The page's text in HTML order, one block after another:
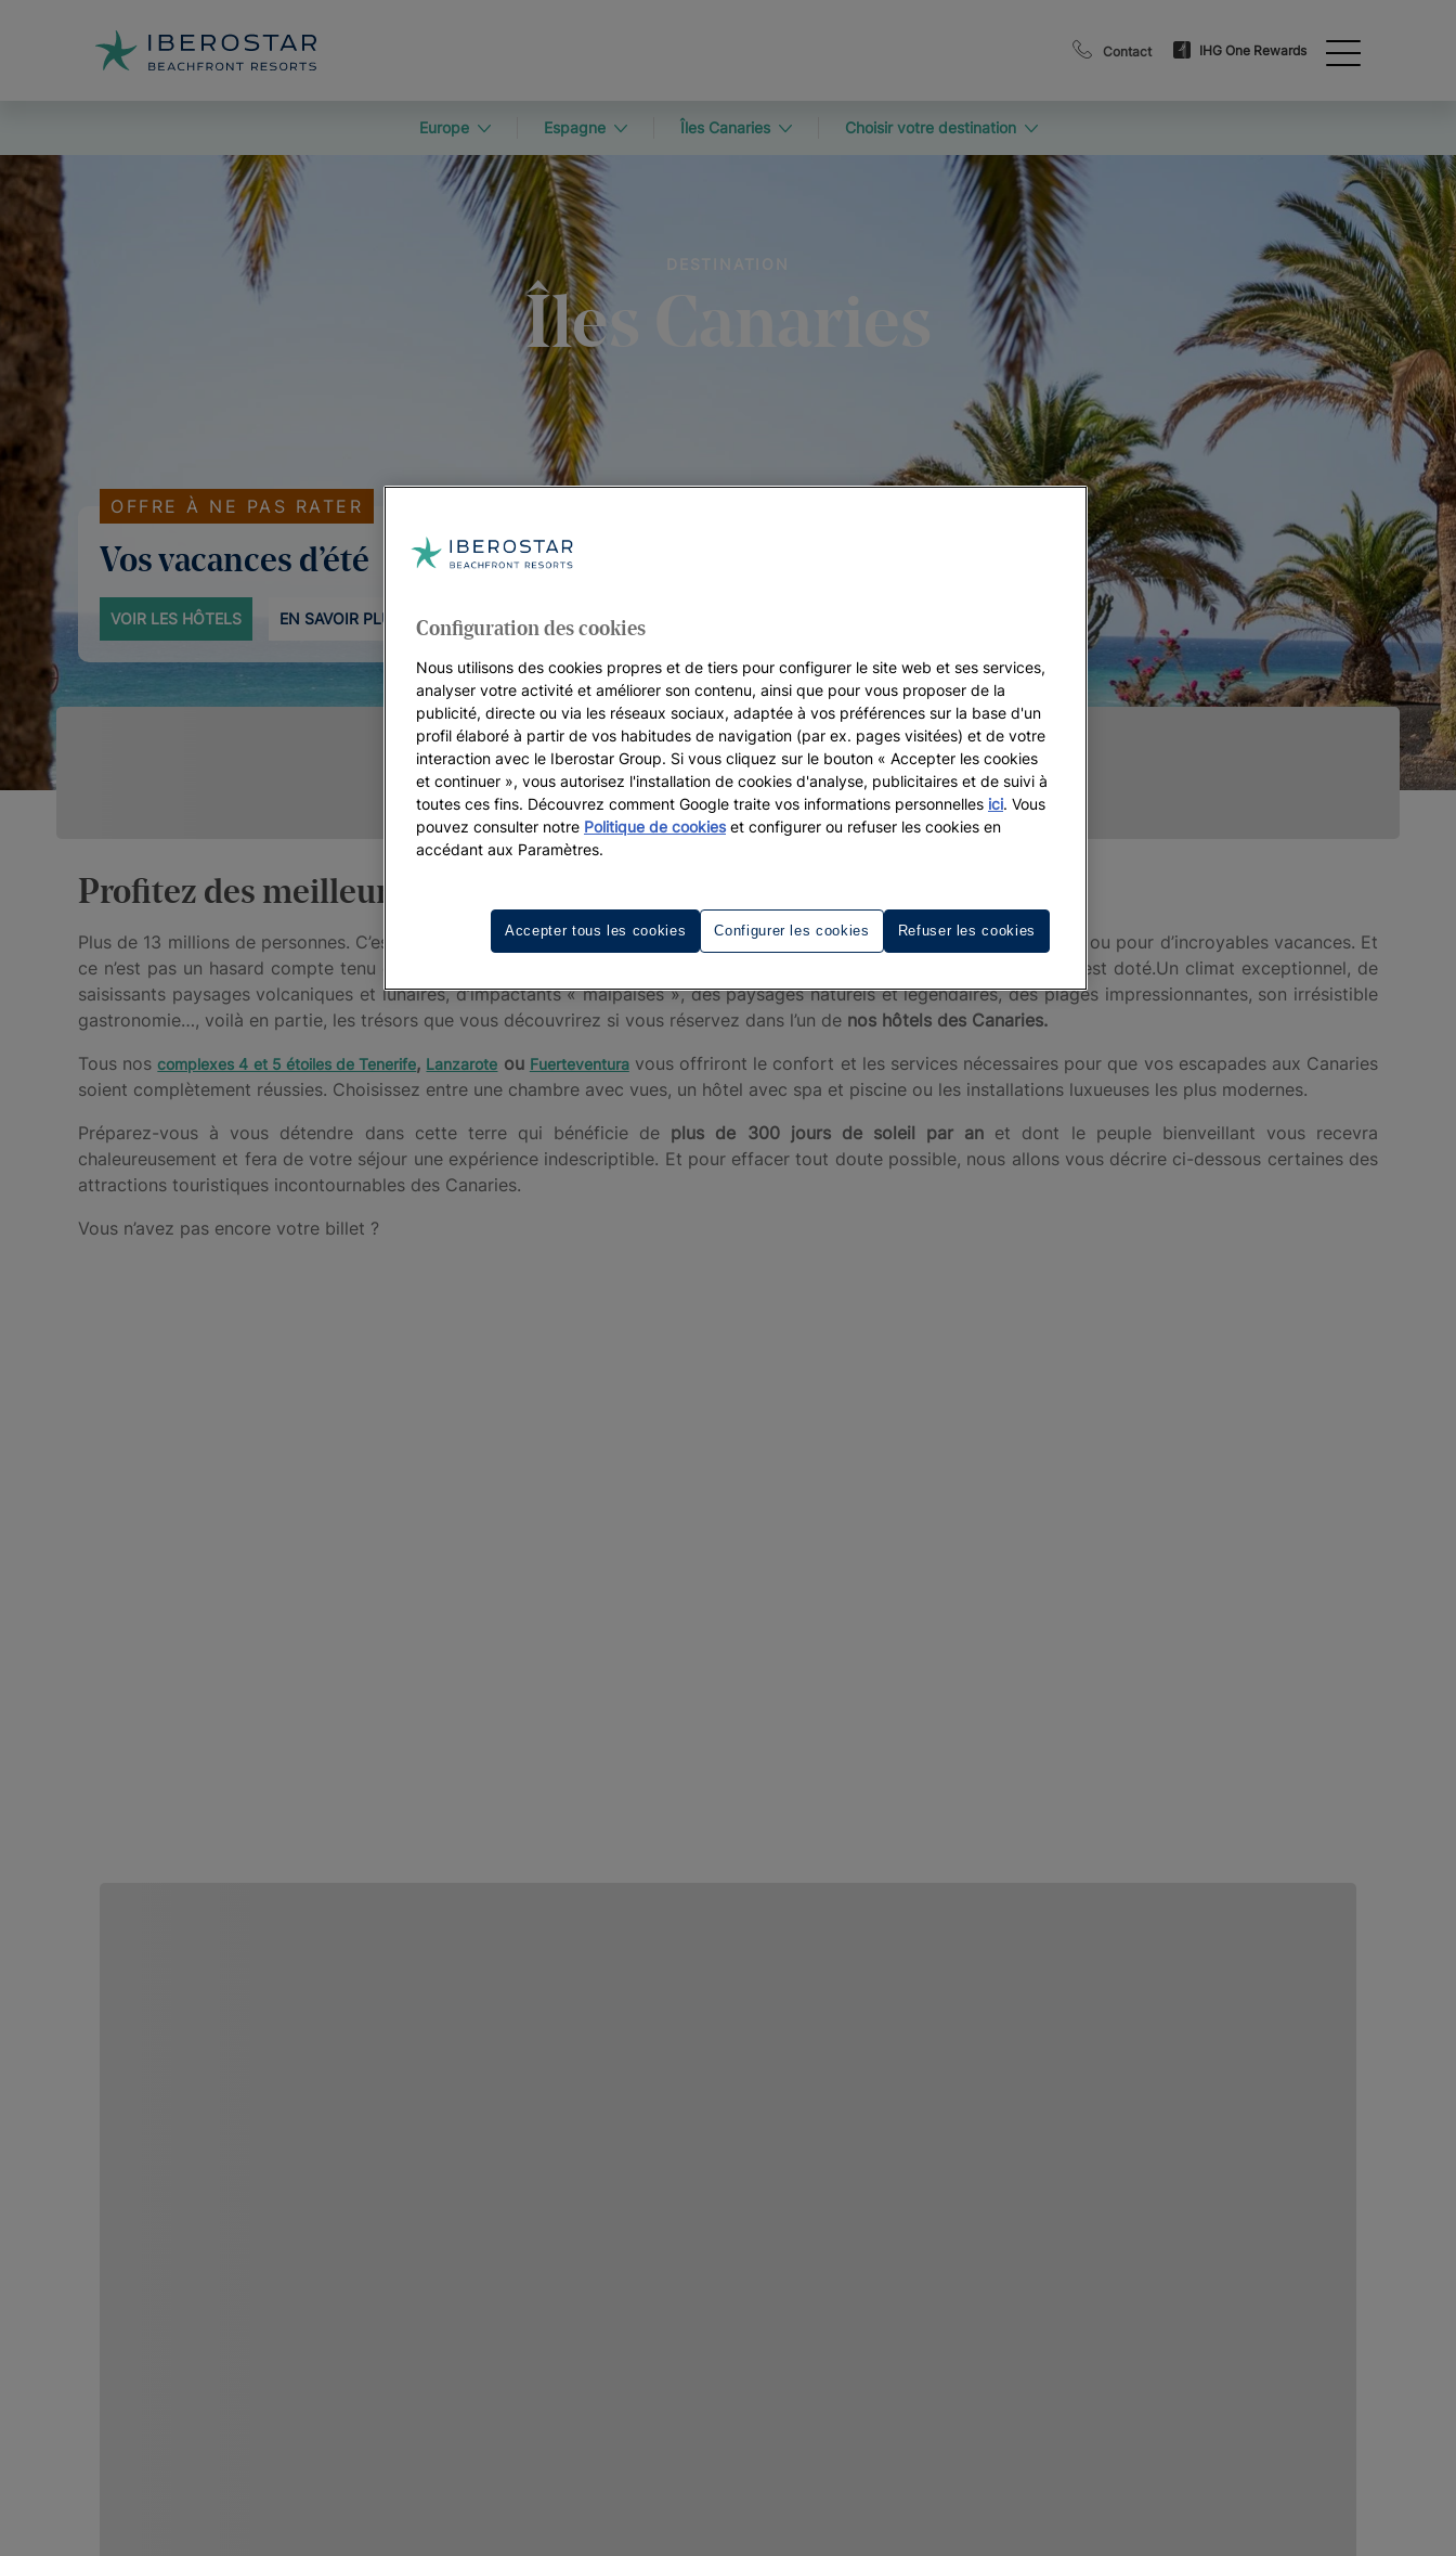
Contact IHG One Rewards
Europe Espagne Îles Canaries Choisir votre destination
Îles Canaries
OFFRE À NE PAS RATER
Vos vacances d’été
VOIR LES HÔTELS EN SAVOIR PLUS
Profitez des meilleurs hôtels des Canaries avec Iberostar
Plus de 13 millions de personnes. C’est le nombre de visiteurs annuel qu’accueillent Les Canaries pour un voyage d’affaires ou pour d’incroyables vacances. Et
ce n’est pas un hasard compte tenu de la multitude d’atouts dont l’archipel surnommé
(îles Fortunées) est doté.Un climat exceptionnel, de
saisissants paysages volcaniques et lunaires, d’impactants « malpaíses », des paysages naturels et légendaires, des plages impressionnantes, son irrésistible
gastronomie…, voilà en partie, les trésors que vous découvrirez si vous réservez dans l’un de nos hôtels des Canaries.
Tous noscomplexes 4 et 5 étoiles de Tenerife, Lanzarote ou Fuerteventuravous offriront le confort et les services nécessaires pour que vos escapades aux Canaries
soient complètement réussies. Choisissez entre une chambre avec vues, un hôtel avec spa et piscine ou les installations luxueuses les plus modernes.
Préparez-vous à vous détendre dans cette terre qui bénéficie de plus de 300 jours de soleil par an et dont le peuple bienveillant vous recevra
chaleureusement et fera de votre séjour une expérience indescriptible. Et pour effacer tout doute possible, nous allons vous décrire ci-dessous certaines des
attractions touristiques incontournables des Canaries.
Vous n’avez pas encore votre billet ?
Configuration des cookies
Nous utilisons des cookies propres et de tiers pour configurer le site web et ses services,
analyser votre activité et améliorer son contenu, ainsi que pour vous proposer de la
publicité, directe ou via les réseaux sociaux, adaptée à vos préférences sur la base d'un
profil élaboré à partir de vos habitudes de navigation (par ex. pages visitées) et de votre
interaction avec le Iberostar Group. Si vous cliquez sur le bouton « Accepter les cookies
et continuer », vous autorisez l'installation de cookies d'analyse, publicitaires et de suivi à
toutes ces fins. Découvrez comment Google traite vos informations personnelles ici. Vous
pouvez consulter notre Politique de cookieset configurer ou refuser les cookies en
accédant aux Paramètres.
Configurer les cookies Refuser les cookies
Accepter tous les cookies